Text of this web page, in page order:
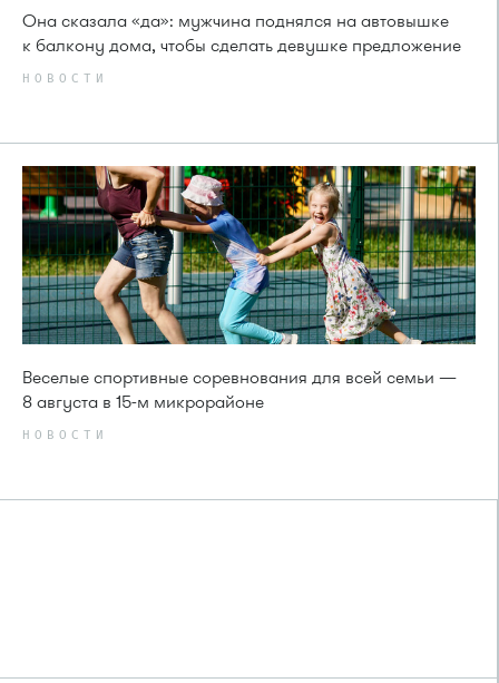
Она сказала «да»: мужчина поднялся на автовышке
к балкону дома, чтобы сделать девушке предложение
НОВОСТИ
Веселые спортивные соревнования для всей семьи —
8 августа в 15-м микрорайоне
НОВОСТИ